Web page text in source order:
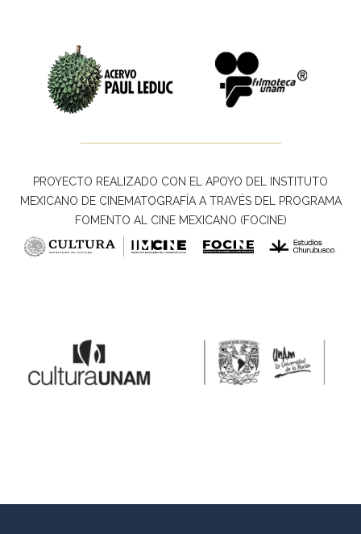
PROYECTO REALIZADO CON EL APOYO DEL INSTITUTO
MEXICANO DE CINEMATOGRAFÍA A TRAVÉS DEL PROGRAMA
FOMENTO AL CINE MEXICANO (FOCINE)